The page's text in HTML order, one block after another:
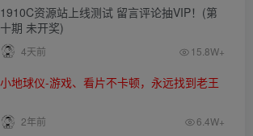
1910C资源站上线测试 留言评论抽VIP！(第
十期 未开奖)
4天前 15.8W+
小地球仪-游戏、看片不卡顿，永远找到老王
2年前 6.4W+